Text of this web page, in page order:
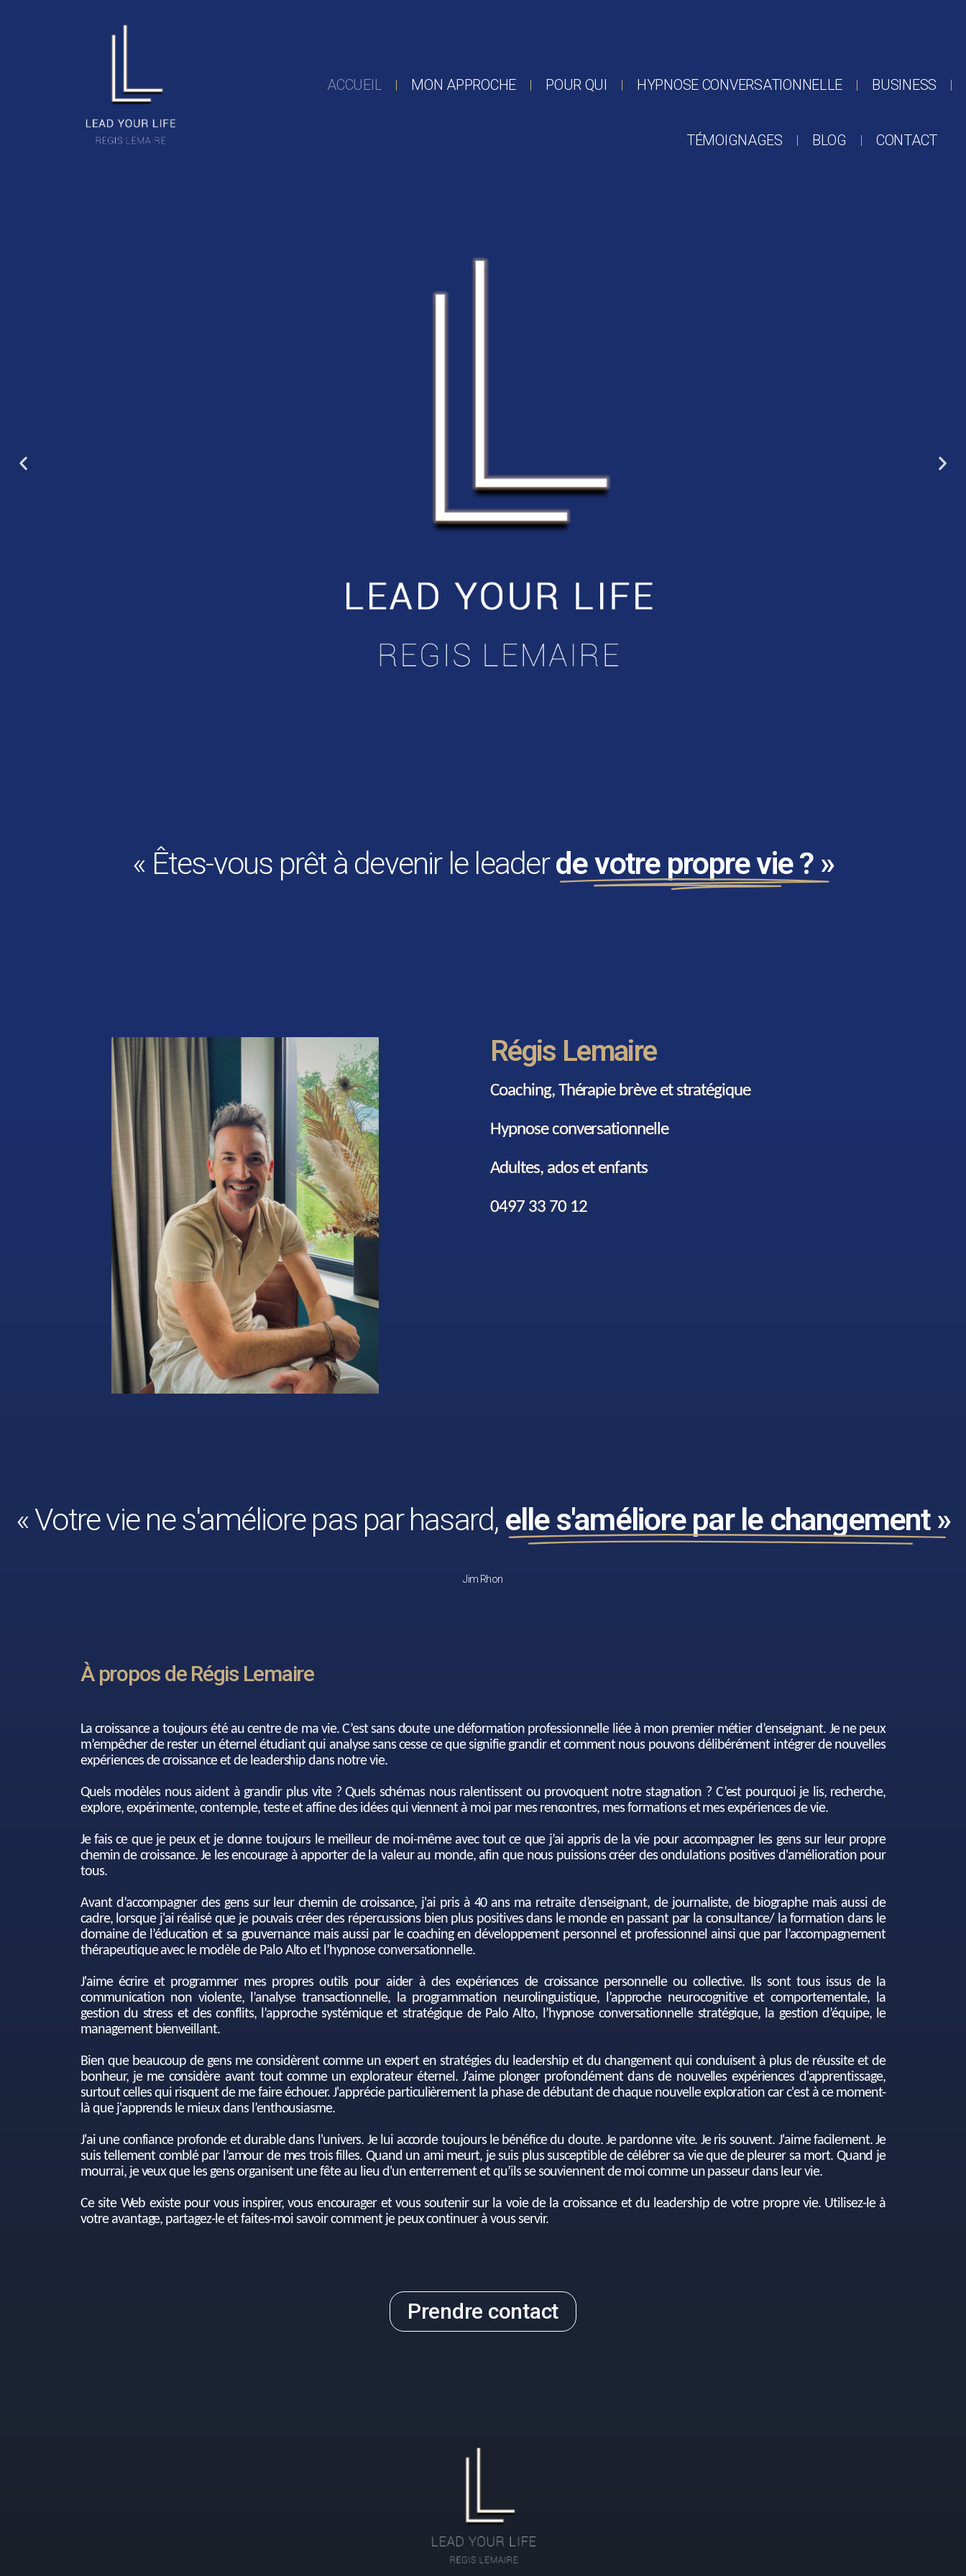
ACCUEIL MON APPROCHE POUR QUI HYPNOSE CONVERSATIONNELLE BUSINESS
TÉMOIGNAGES BLOG CONTACT
« Êtes-vous prêt à devenir le leader de votre propre vie ? »
Régis Lemaire
Coaching, Thérapie brève et stratégique
Hypnose conversationnelle
Adultes, ados et enfants
0497 33 70 12
« Votre vie ne s'améliore pas par hasard, elle s'améliore par le changement »
Jim Rhon
À propos de Régis Lemaire
La croissance a toujours été au centre de ma vie. C’est sans doute une déformation professionnelle liée à mon premier métier d’enseignant. Je ne peux
m’empêcher de rester un éternel étudiant qui analyse sans cesse ce que signifie grandir et comment nous pouvons délibérément intégrer de nouvelles
expériences de croissance et de leadership dans notre vie.
Quels modèles nous aident à grandir plus vite ? Quels schémas nous ralentissent ou provoquent notre stagnation ? C’est pourquoi je lis, recherche,
explore, expérimente, contemple, teste et affine des idées qui viennent à moi par mes rencontres, mes formations et mes expériences de vie.
Je fais ce que je peux et je donne toujours le meilleur de moi-même avec tout ce que j’ai appris de la vie pour accompagner les gens sur leur propre
chemin de croissance. Je les encourage à apporter de la valeur au monde, afin que nous puissions créer des ondulations positives d'amélioration pour
tous.
Avant d’accompagner des gens sur leur chemin de croissance, j'ai pris à 40 ans ma retraite d’enseignant, de journaliste, de biographe mais aussi de
cadre, lorsque j'ai réalisé que je pouvais créer des répercussions bien plus positives dans le monde en passant par la consultance/ la formation dans le
domaine de l’éducation et sa gouvernance mais aussi par le coaching en développement personnel et professionnel ainsi que par l’accompagnement
thérapeutique avec le modèle de Palo Alto et l’hypnose conversationnelle.
J'aime écrire et programmer mes propres outils pour aider à des expériences de croissance personnelle ou collective. Ils sont tous issus de la
communication non violente, l’analyse transactionnelle, la programmation neurolinguistique, l’approche neurocognitive et comportementale, la
gestion du stress et des conflits, l’approche systémique et stratégique de Palo Alto, l’hypnose conversationnelle stratégique, la gestion d’équipe, le
management bienveillant.
Bien que beaucoup de gens me considèrent comme un expert en stratégies du leadership et du changement qui conduisent à plus de réussite et de
bonheur, je me considère avant tout comme un explorateur éternel. J'aime plonger profondément dans de nouvelles expériences d'apprentissage,
surtout celles qui risquent de me faire échouer. J'apprécie particulièrement la phase de débutant de chaque nouvelle exploration car c'est à ce moment-
là que j'apprends le mieux dans l’enthousiasme.
J'ai une confiance profonde et durable dans l'univers. Je lui accorde toujours le bénéfice du doute. Je pardonne vite. Je ris souvent. J'aime facilement. Je
suis tellement comblé par l’amour de mes trois filles. Quand un ami meurt, je suis plus susceptible de célébrer sa vie que de pleurer sa mort. Quand je
mourrai, je veux que les gens organisent une fête au lieu d'un enterrement et qu’ils se souviennent de moi comme un passeur dans leur vie.
Ce site Web existe pour vous inspirer, vous encourager et vous soutenir sur la voie de la croissance et du leadership de votre propre vie. Utilisez-le à
votre avantage, partagez-le et faites-moi savoir comment je peux continuer à vous servir.
Prendre contact